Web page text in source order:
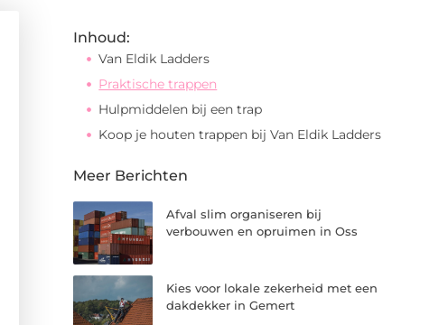
Inhoud:
Van Eldik Ladders
Praktische trappen
Hulpmiddelen bij een trap
Koop je houten trappen bij Van Eldik Ladders
Meer Berichten
Afval slim organiseren bij
verbouwen en opruimen in Oss
Kies voor lokale zekerheid met een
dakdekker in Gemert